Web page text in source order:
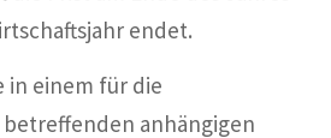
endet.
in einem für die
anhängigen